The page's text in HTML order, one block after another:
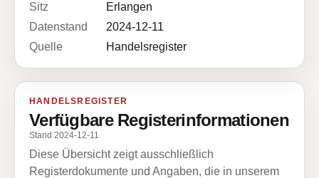
Sitz
Erlangen
Datenstand
2024-12-11
Quelle
Handelsregister
HANDELSREGISTER
Verfügbare Registerinformationen
Stand 2024-12-11
Diese Übersicht zeigt ausschließlich
Registerdokumente und Angaben, die in unserem